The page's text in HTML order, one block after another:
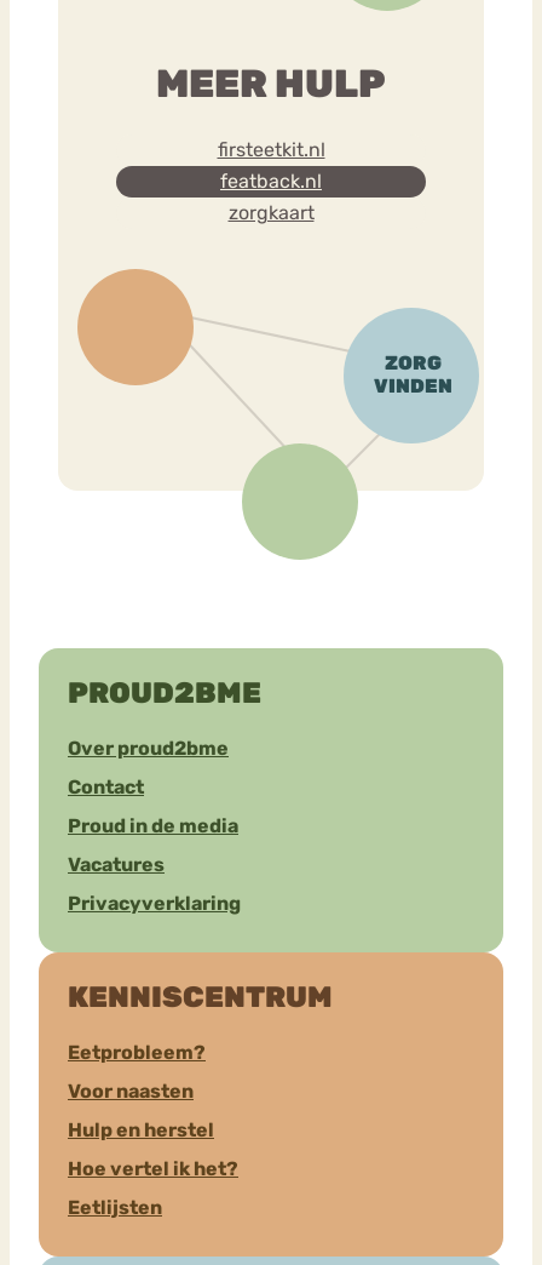
MEER HULP
firsteetkit.nl
featback.nl
zorgkaart
PROUD2BME
Over proud2bme
Contact
Proud in de media
Vacatures
Privacyverklaring
KENNISCENTRUM
Eetprobleem?
Voor naasten
Hulp en herstel
Hoe vertel ik het?
Eetlijsten